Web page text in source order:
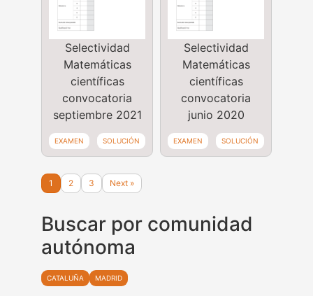
Selectividad
Matemáticas
científicas
convocatoria
septiembre 2021
EXAMEN SOLUCIÓN
Selectividad
Matemáticas
científicas
convocatoria
junio 2020
EXAMEN SOLUCIÓN
1 2 3 Next »
Buscar por comunidad
autónoma
CATALUÑA MADRID